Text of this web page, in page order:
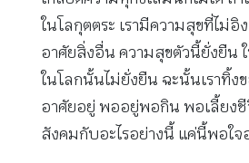
ในโลกุตตระ เรามีความสุขที่ไม่
อาศัยสิ่งอื่น ความสุขตัวนี้ยั่งยืน
ในโลกนั้นไม่ยั่งยืน ฉะนั้นเราทิ้ง
อาศัยอยู่ พออยู่พอกิน พอเลี้ยงชี
สังคมกับอะไรอย่างนี้ แค่นี้พอใจ